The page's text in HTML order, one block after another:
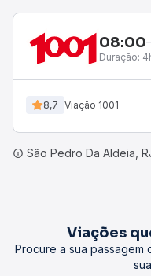
08:00
Duração:
8,7 Viação 1001
São Pedro Da Aldeia,
Viações
Procure a sua